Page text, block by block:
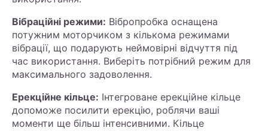
Вібраційні режими: Вібропробка оснащена
потужним моторчиком з кількома режимами
вібрації, що подарують неймовірні відчуття під
час використання. Виберіть потрібний режим для
максимального задоволення.
Ерекційне кільце: Інтегроване ерекційне кільце
допоможе посилити ерекцію, роблячи ваші
моменти ще більш інтенсивними. Кільце